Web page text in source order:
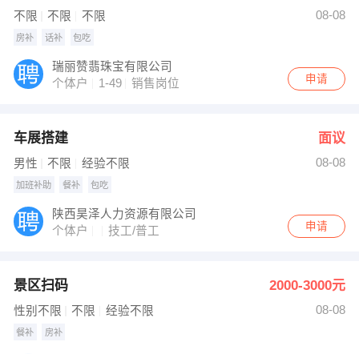
不限 不限 不限 08-08
房补 话补 包吃
瑞丽赞翡珠宝有限公司
个体户
1-49 销售岗位 申请
车展搭建 面议
男性 不限 经验不限 08-08
加班补助 餐补 包吃
陕西昊泽人力资源有限公司
个体户
技工/普工 申请
景区扫码 2000-3000元
性别不限 不限 经验不限 08-08
餐补 房补